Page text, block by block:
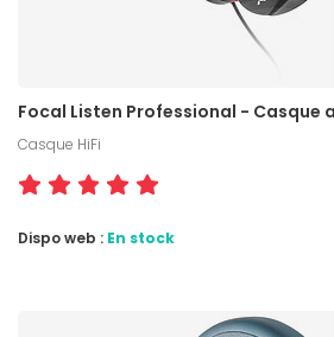
Focal Listen Professional - Casque
Casque HiFi
Dispo web : En stock